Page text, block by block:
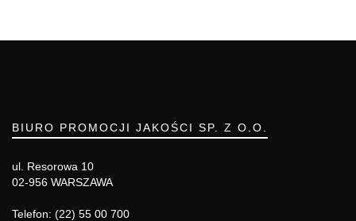
BIURO PROMOCJI JAKOŚCI SP. Z O.O.
ul. Resorowa 10
02-956 WARSZAWA
Telefon: (22) 55 00 700